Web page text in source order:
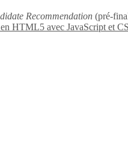
Recommendation (pré-
HTML5 avec JavaScript et